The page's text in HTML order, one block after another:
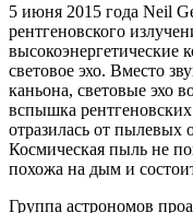
5 июня 2015 года Neil
рентгеновского
высокоэнергетические
световое эхо. Вместо
каньона, световые эхо
вспышка
отразилась от
Космическая пыль не
похожа на дым и
Группа астрономов